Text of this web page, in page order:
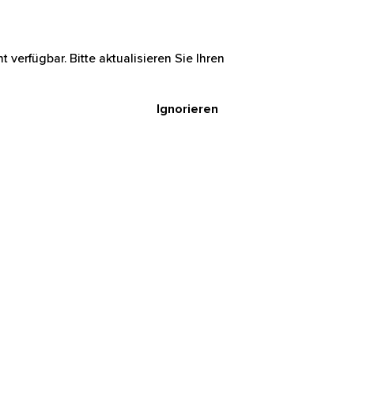
verfügbar. Bitte aktualisieren Sie Ihren
Ignorieren